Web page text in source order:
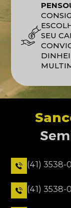
SEU
(41) 3538-
(41) 3538-